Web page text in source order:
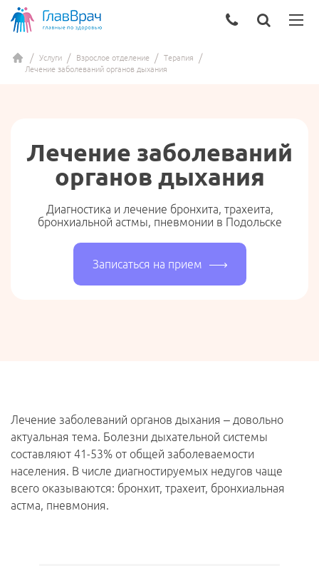
Услуги Взрослое отделение
Терапия
Лечение заболеваний органов дыхания
Лечение заболеваний
органов дыхания
Диагностика и лечение бронхита, трахеита,
бронхиальной астмы, пневмонии в Подольске
Записаться на прием
Лечение заболеваний органов дыхания – довольно
актуальная тема. Болезни дыхательной системы
составляют 41-53% от общей заболеваемости
населения. В числе диагностируемых недугов чаще
всего оказываются: бронхит, трахеит, бронхиальная
астма, пневмония.